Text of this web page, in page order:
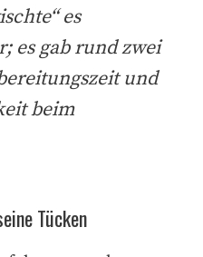
es
es gab rund zwei
und
beim
Tücken